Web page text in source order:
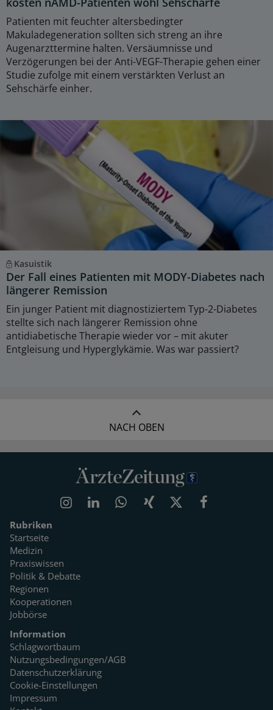
Patienten mit feuchter altersbedingter
Makuladegeneration sollten sich streng an ihre
Augenarzttermine halten. Versäumnisse und
Verzögerungen bei der Anti-VEGF-Therapie gehen einer
Studie zufolge mit einem verstärkten Verlust an
Sehschärfe einher.
Kasuistik
Der Fall eines Patienten mit MODY-Diabetes nach
längerer Remission
Ein junger Patient mit diagnostiziertem Typ-2-Diabetes
stellte sich nach längerer Remission ohne
antidiabetische Therapie wieder vor – mit akuter
Entgleisung und Hyperglykämie. Was war passiert?
NACH OBEN
Rubriken
Startseite
Medizin
Praxiswissen
Politik & Debatte
Regionen
Kooperationen
Jobbörse
Information
Schlagwortbaum
Nutzungsbedingungen/AGB
Datenschutzerklärung
Cookie-Einstellungen
Impressum